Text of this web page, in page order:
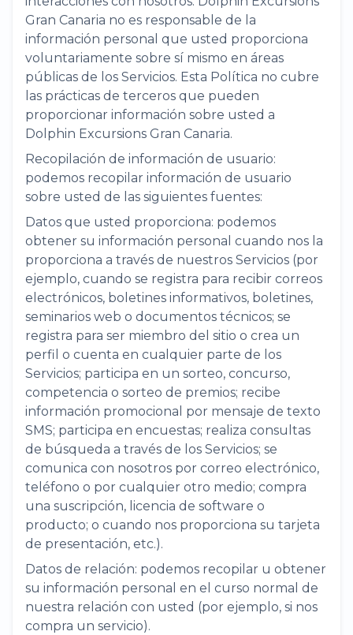
Gran Canaria no es responsable de la
información personal que usted proporciona
voluntariamente sobre sí mismo en áreas
públicas de los Servicios. Esta Política no cubre
las prácticas de terceros que pueden
proporcionar información sobre usted a
Dolphin Excursions Gran Canaria.
Recopilación de información de usuario:
podemos recopilar información de usuario
sobre usted de las siguientes fuentes:
Datos que usted proporciona: podemos
obtener su información personal cuando nos la
proporciona a través de nuestros Servicios (por
ejemplo, cuando se registra para recibir correos
electrónicos, boletines informativos, boletines,
seminarios web o documentos técnicos; se
registra para ser miembro del sitio o crea un
perfil o cuenta en cualquier parte de los
Servicios; participa en un sorteo, concurso,
competencia o sorteo de premios; recibe
información promocional por mensaje de texto
SMS; participa en encuestas; realiza consultas
de búsqueda a través de los Servicios; se
comunica con nosotros por correo electrónico,
teléfono o por cualquier otro medio; compra
una suscripción, licencia de software o
producto; o cuando nos proporciona su tarjeta
de presentación, etc.).
Datos de relación: podemos recopilar u obtener
su información personal en el curso normal de
nuestra relación con usted (por ejemplo, si nos
compra un servicio).